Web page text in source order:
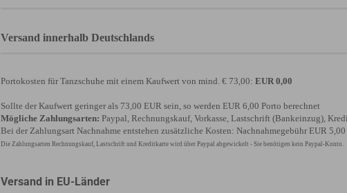
Versand innerhalb Deutschlands
Portokosten für Tanzschuhe mit einem Kaufwert von mind. € 73,00: EUR 0,00
Sollte der Kaufwert geringer als 73,00 EUR sein, so werden EUR 6,00 Porto berechnet
Mögliche Zahlungsarten: Paypal, Rechnungskauf, Vorkasse, Lastschrift (Bankeinzug),
Bei der Zahlungsart Nachnahme entstehen zusätzliche Kosten: Nachnahmegebühr EUR 5,00
Die Zahlungsarten Rechnungskauf, Lastschrift und Kreditkarte wird über Paypal abgewickelt - Sie benötigen kein Paypal-Konto.
Versand in EU-Länder